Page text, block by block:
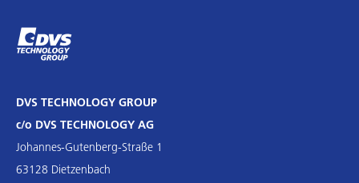
DVS TECHNOLOGY GROUP
c/o DVS TECHNOLOGY AG
Johannes-Gutenberg-Straße 1
63128 Dietzenbach